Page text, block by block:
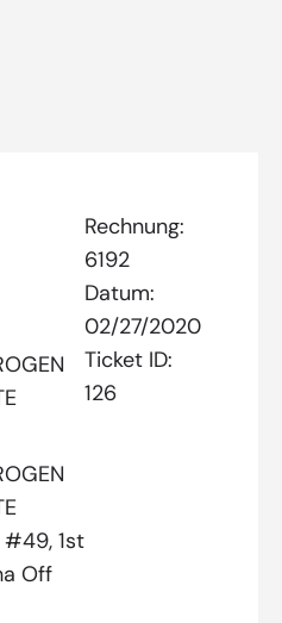
#49, 1st
Off
Rechnung:
6192
Datum:
02/27/2020
Ticket ID:
126